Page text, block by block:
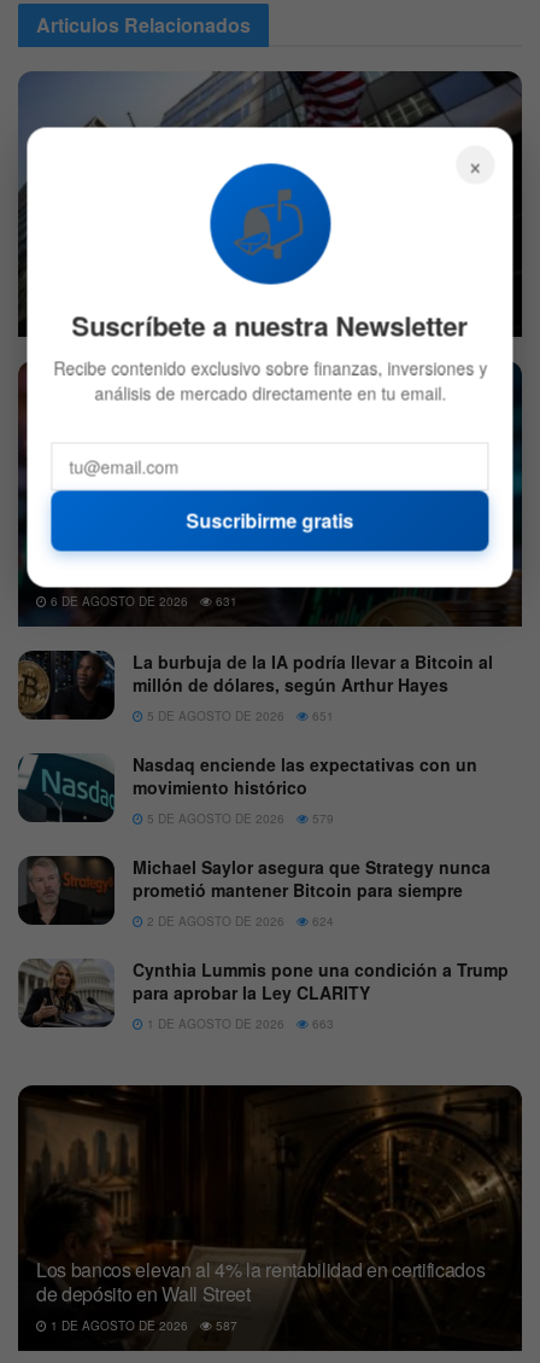
Articulos Relacionados
BlackRock decidió vender Bitcoin: ¿Qué compró en su
7 DE AGOSTO DE 2026
Cuál es la memecoin que subió más de 4.000% en solo
6 DE AGOSTO DE 2026 631
La burbuja de la IA podría llevar a Bitcoin al
millón de dólares, según Arthur Hayes
5 DE AGOSTO DE 2026 651
Nasdaq enciende las expectativas con un
movimiento histórico
5 DE AGOSTO DE 2026 579
Michael Saylor asegura que Strategy nunca
prometió mantener Bitcoin para siempre
2 DE AGOSTO DE 2026 624
Cynthia Lummis pone una condición a Trump
para aprobar la Ley CLARITY
1 DE AGOSTO DE 2026 663
Los bancos elevan al 4% la rentabilidad en certificados
de depósito en Wall Street
1 DE AGOSTO DE 2026 587
×
📬
Suscríbete a nuestra Newsletter
Recibe contenido exclusivo sobre finanzas, inversiones y
análisis de mercado directamente en tu email.
Suscribirme gratis